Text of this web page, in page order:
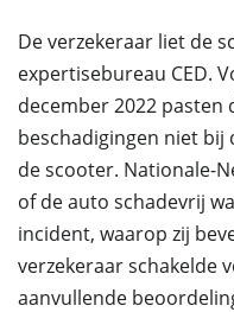
De verzekeraar liet de
expertisebureau CED.
december 2022 pasten
beschadigingen niet
de scooter. Nationale-
of de auto schadevrij
incident, waarop zij
verzekeraar schakelde
aanvullende